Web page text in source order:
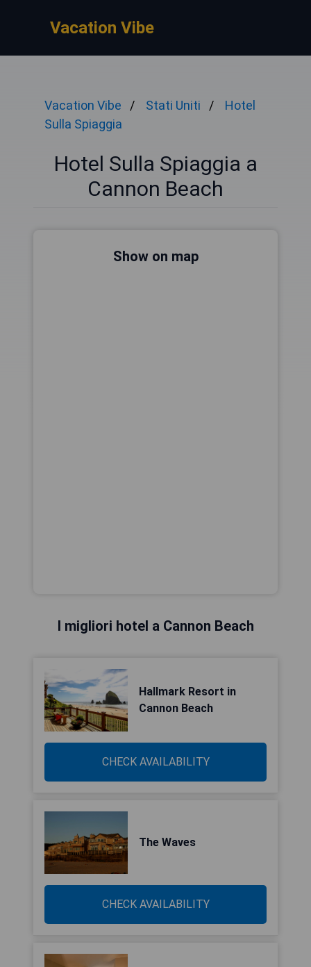
Vacation Vibe
Vacation Vibe Stati Uniti
Hotel
Sulla Spiaggia
Hotel Sulla Spiaggia a
Cannon Beach
Show on map
I migliori hotel a Cannon Beach
Hallmark Resort in
Cannon Beach
CHECK AVAILABILITY
The Waves
CHECK AVAILABILITY